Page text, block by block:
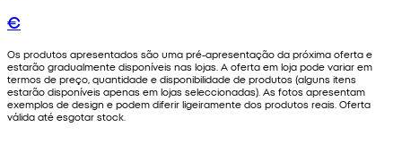
€
Os produtos apresentados são uma pré-apresentação da próxima oferta e
estarão gradualmente disponíveis nas lojas. A oferta em loja pode variar em
termos de preço, quantidade e disponibilidade de produtos (alguns itens
estarão disponíveis apenas em lojas seleccionadas). As fotos apresentam
exemplos de design e podem diferir ligeiramente dos produtos reais. Oferta
válida até esgotar stock.